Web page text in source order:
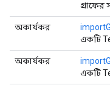
গ্রাফের
অকার্যকর
একটি
অকার্যকর
একটি